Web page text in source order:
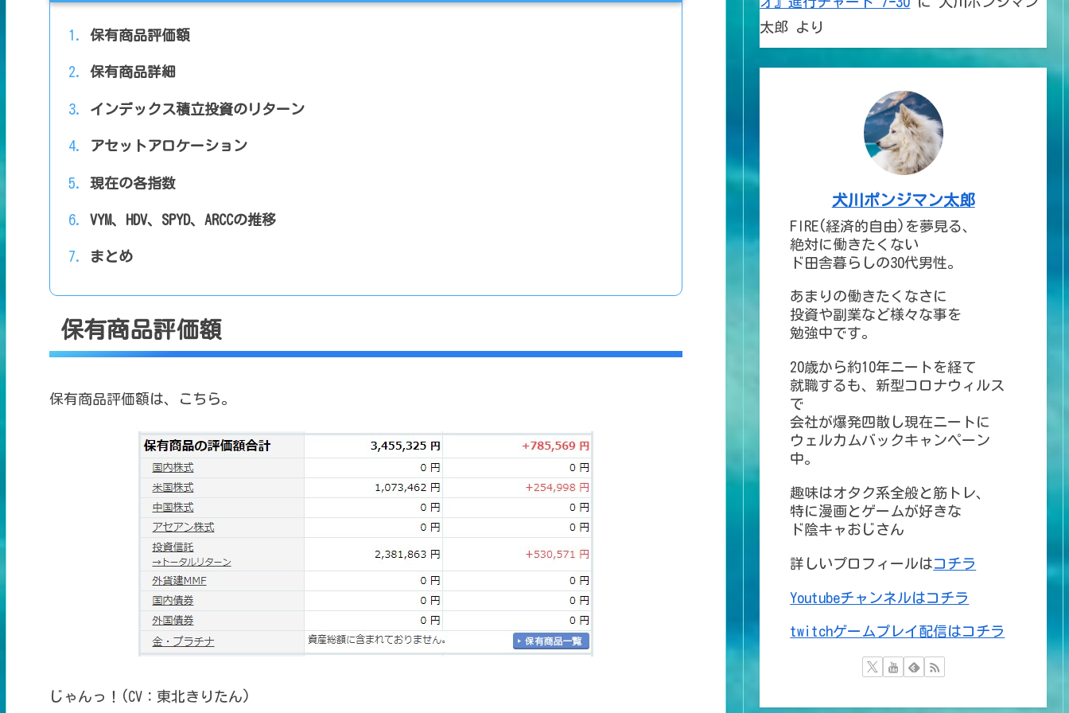
保有商品評価額
保有商品詳細
インデックス積立投資のリターン
アセットアロケーション
現在の各指数
VYM、HDV、SPYD、ARCCの推移
まとめ
保有商品評価額
保有商品評価額は、こちら。
じゃんっ！(CV：東北きりたん)
太郎 より
犬川ポンジマン太郎
FIRE(経済的自由)を夢見る、
絶対に働きたくない
ド田舎暮らしの30代男性。
あまりの働きたくなさに
投資や副業など様々な事を
勉強中です。
20歳から約10年ニートを経て
就職するも、新型コロナウィルス
で
会社が爆発四散し現在ニートに
ウェルカムバックキャンペーン
中。
趣味はオタク系全般と筋トレ、
特に漫画とゲームが好きな
ド陰キャおじさん
詳しいプロフィールはコチラ
Youtubeチャンネルはコチラ
twitchゲームプレイ配信はコチラ